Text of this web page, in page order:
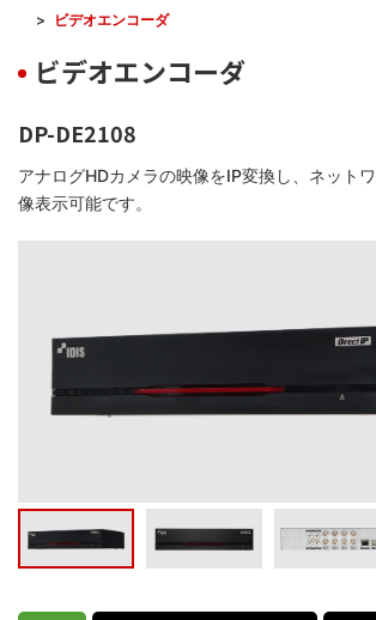
ビデオエンコーダ
ビデオエンコーダ
DP-DE2108
アナログHDカメラの映像をIP変換し、ネット
像表示可能です。